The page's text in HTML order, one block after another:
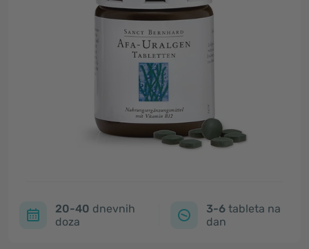
20-40 dnevnih
doza
3-6 tableta na
dan